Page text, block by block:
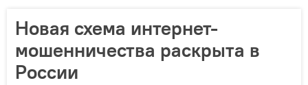
Новая схема интернет-
мошенничества раскрыта в
России